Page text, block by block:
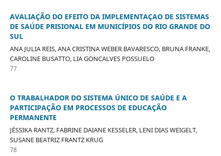
AVALIAÇÃO DO EFEITO DA IMPLEMENTAÇAO DE SISTEMAS
DE SAÚDE PRISIONAL EM MUNICÍPIOS DO RIO GRANDE DO
SUL
ANA JULIA REIS, ANA CRISTINA WEBER BAVARESCO, BRUNA FRANKE,
CAROLINE BUSATTO, LIA GONCALVES POSSUELO
77
O TRABALHADOR DO SISTEMA ÚNICO DE SAÚDE E A
PARTICIPAÇÃO EM PROCESSOS DE EDUCAÇÃO
PERMANENTE
JÉSSIKA RANTZ, FABRINE DAIANE KESSELER, LENI DIAS WEIGELT,
SUSANE BEATRIZ FRANTZ KRUG
78